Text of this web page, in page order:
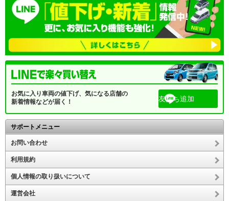
お気に入り車両の値下げ、気になる店舗の
新着情報などが届く！
友だち追加
サポートメニュー
お問い合わせ
利用規約
個人情報の取り扱いについて
運営会社